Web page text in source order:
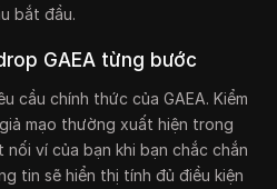
bắt đầu.
GAEA từng bước
cầu chính thức của GAEA. Kiểm
mạo thường xuất hiện trong
ví của bạn khi bạn chắc chắn
tin sẽ hiển thị tính đủ điều kiện